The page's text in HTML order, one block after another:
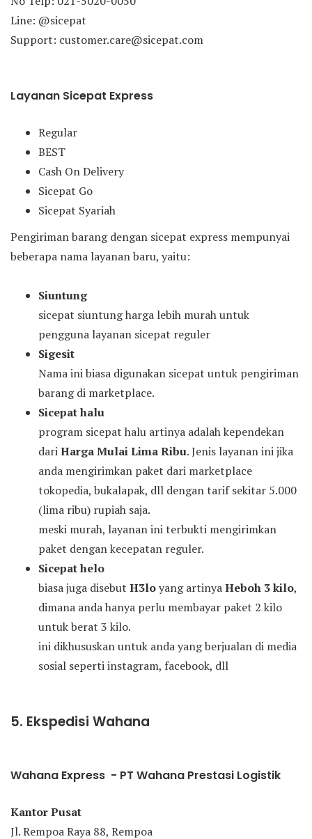
Line: @sicepat
Support: customer.care@sicepat.com
Layanan Sicepat Express
Regular
BEST
Cash On Delivery
Sicepat Go
Sicepat Syariah
Pengiriman barang dengan sicepat express mempunyai
beberapa nama layanan baru, yaitu:
Siuntung
sicepat siuntung harga lebih murah untuk
pengguna layanan sicepat reguler
Sigesit
Nama ini biasa digunakan sicepat untuk pengiriman
barang di marketplace.
Sicepat halu
program sicepat halu artinya adalah kependekan
dariHarga Mulai Lima Ribu. Jenis layanan ini jika
anda mengirimkan paket dari marketplace
tokopedia, bukalapak, dll dengan tarif sekitar 5.000
(lima ribu) rupiah saja.
meski murah, layanan ini terbukti mengirimkan
paket dengan kecepatan reguler.
Sicepat helo
biasa juga disebut H3loyang artinyaHeboh 3 kilo,
dimana anda hanya perlu membayar paket 2 kilo
untuk berat 3 kilo.
ini dikhususkan untuk anda yang berjualan di media
sosial seperti instagram, facebook, dll
5. Ekspedisi Wahana
Wahana Express - PT Wahana Prestasi Logistik
Kantor Pusat
Jl. Rempoa Raya 88, Rempoa